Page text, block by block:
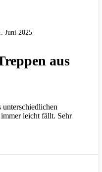
Juni 2025
aus
leicht fällt. Sehr